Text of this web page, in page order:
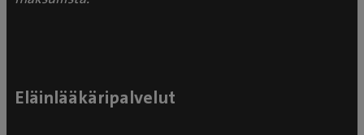
Eläinlääkäripalvelut